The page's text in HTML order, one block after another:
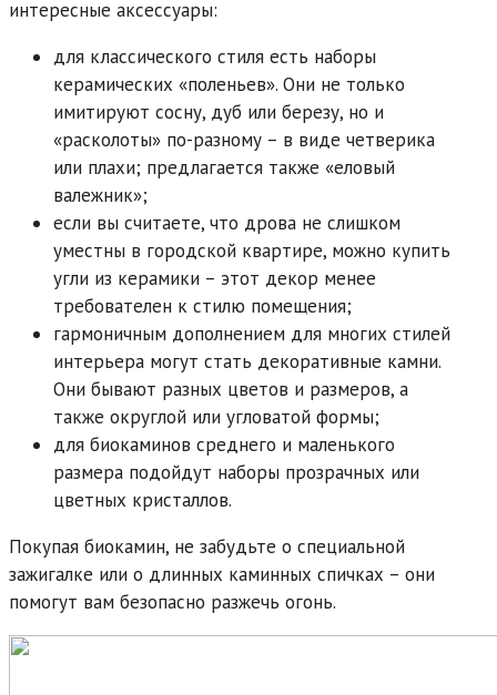
интересные аксессуары:
для классического стиля есть наборы
керамических «поленьев». Они не только
имитируют сосну, дуб или березу, но и
«расколоты» по-разному – в виде четверика
или плахи; предлагается также «еловый
валежник»;
если вы считаете, что дрова не слишком
уместны в городской квартире, можно купить
угли из керамики – этот декор менее
требователен к стилю помещения;
гармоничным дополнением для многих стилей
интерьера могут стать декоративные камни.
Они бывают разных цветов и размеров, а
также округлой или угловатой формы;
для биокаминов среднего и маленького
размера подойдут наборы прозрачных или
цветных кристаллов.
Покупая биокамин, не забудьте о специальной
зажигалке или о длинных каминных спичках – они
помогут вам безопасно разжечь огонь.